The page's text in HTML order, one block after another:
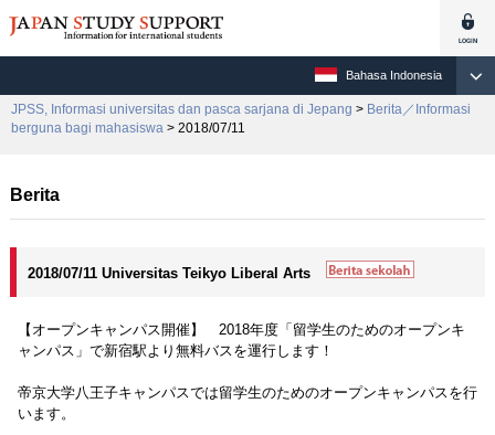
Bahasa Indonesia
JPSS, Informasi universitas dan pasca sarjana di Jepang > Berita／Informasi
berguna bagi mahasiswa > 2018/07/11
Berita
2018/07/11 Universitas Teikyo Liberal Arts
【オープンキャンパス開催】 2018年度「留学生のためのオープンキ
ャンパス」で新宿駅より無料バスを運行します！
帝京大学八王子キャンパスでは留学生のためのオープンキャンパスを行
います。